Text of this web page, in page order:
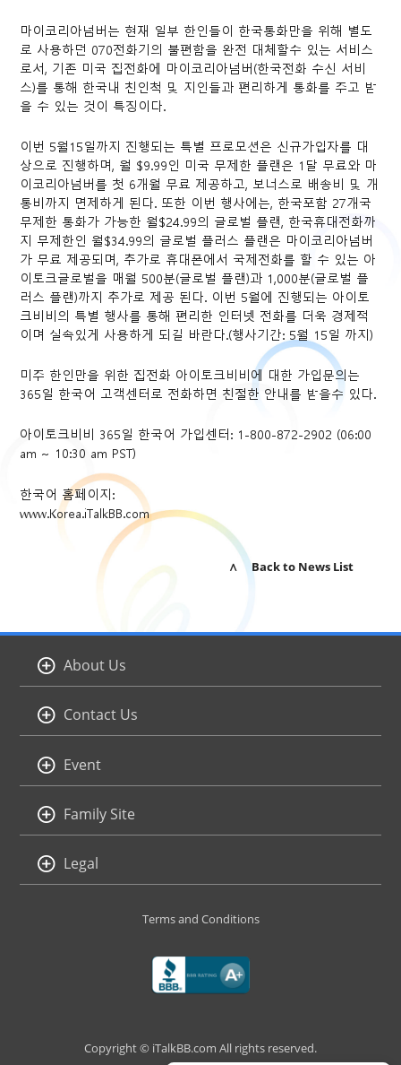
마이코리아넘버는 현재 일부 한인들이 한국통화만을 위해 별도
로 사용하던 070전화기의 불편함을 완전 대체할수 있는 서비스
로서, 기존 미국 집전화에 마이코리아넘버(한국전화 수신 서비
스)를 통해 한국내 친인척 및 지인들과 편리하게 통화를 주고 받
을 수 있는 것이 특징이다.
이번 5월15일까지 진행되는 특별 프로모션은 신규가입자를 대
상으로 진행하며, 월 $9.99인 미국 무제한 플랜은 1달 무료와 마
이코리아넘버를 첫 6개월 무료 제공하고, 보너스로 배송비 및 개
통비까지 면제하게 된다. 또한 이번 행사에는, 한국포함 27개국
무제한 통화가 가능한 월$24.99의 글로벌 플랜, 한국휴대전화까
지 무제한인 월$34.99의 글로벌 플러스 플랜은 마이코리아넘버
가 무료 제공되며, 추가로 휴대폰에서 국제전화를 할 수 있는 아
이토크글로벌을 매월 500분(글로벌 플랜)과 1,000분(글로벌 플
러스 플랜)까지 추가로 제공 된다. 이번 5월에 진행되는 아이토
크비비의 특별 행사를 통해 편리한 인터넷 전화를 더욱 경제적
이며 실속있게 사용하게 되길 바란다.(행사기간: 5월 15일 까지)
미주 한인만을 위한 집전화 아이토크비비에 대한 가입문의는
365일 한국어 고객센터로 전화하면 친절한 안내를 받을수 있다.
아이토크비비 365일 한국어 가입센터: 1-800-872-2902 (06:00
am ~ 10:30 am PST)
한국어 홈페이지:
www.Korea.iTalkBB.com
∧ Back to News List
About Us
Contact Us
Event
Family Site
Legal
Terms and Conditions
Copyright © iTalkBB.com All rights reserved.